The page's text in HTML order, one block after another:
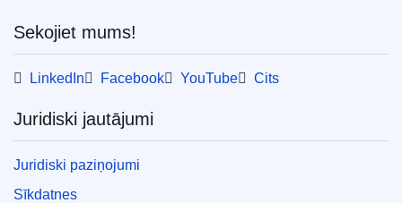
Sekojiet mums!
LinkedIn Facebook YouTube Cits
Juridiski jautājumi
Juridiski paziņojumi
Sīkdatnes